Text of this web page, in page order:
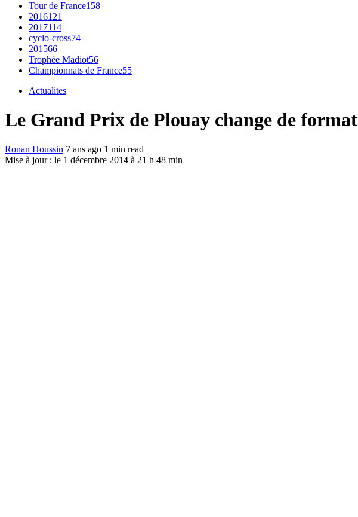
Tour de France158
2016121
2017114
cyclo-cross74
201566
Trophée Madiot56
Championnats de France55
Actualites
Le Grand Prix de Plouay change de format
Ronan Houssin 7 ans ago 1 min read
Mise à jour : le 1 décembre 2014 à 21 h 48 min